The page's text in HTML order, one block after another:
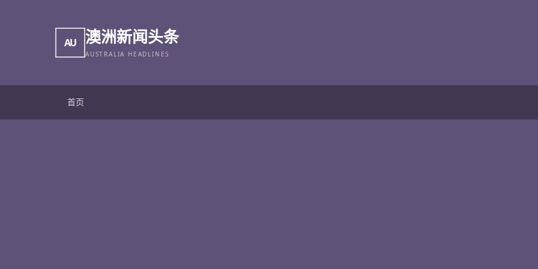
AU 澳洲新闻头条
AUSTRALIA HEADLINES
首页